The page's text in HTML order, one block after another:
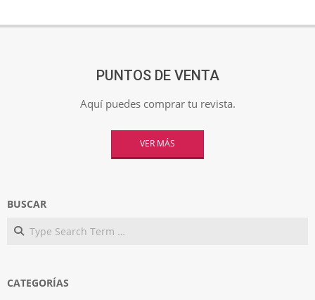
PUNTOS DE VENTA
Aquí puedes comprar tu revista.
VER MÁS
BUSCAR
Search
CATEGORÍAS